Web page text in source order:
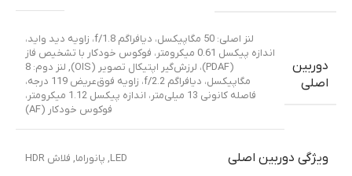
دوربین
اصلی
لنز اصلی: 50 مگاپیکسل، دیافراگم f/1.8، زاویه دید واید،
اندازه پیکسل 0.61 میکرومتر، فوکوس خودکار با تشخیص فاز
(PDAF)، لرزش‌گیر اپتیکال تصویر (OIS)
,
لنز دوم: 8
مگاپیکسل، دیافراگم f/2.2، زاویه فوق‌عریض 119 درجه،
فاصله کانونی 13 میلی‌متر، اندازه پیکسل 1.12 میکرومتر،
فوکوس خودکار (AF)
ویژگی دوربین اصلی LED
, پانوراما, فلاش HDR